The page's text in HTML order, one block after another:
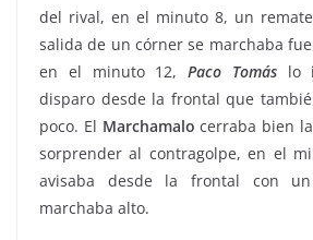
del rival, en el minuto 8, un
salida de un córner se marchaba
en el minuto 12,Paco Tomáslo
disparo desde la frontal que
poco. El Marchamalo cerraba bien
sorprender al contragolpe, en el
avisaba desde la frontal con
marchaba alto.